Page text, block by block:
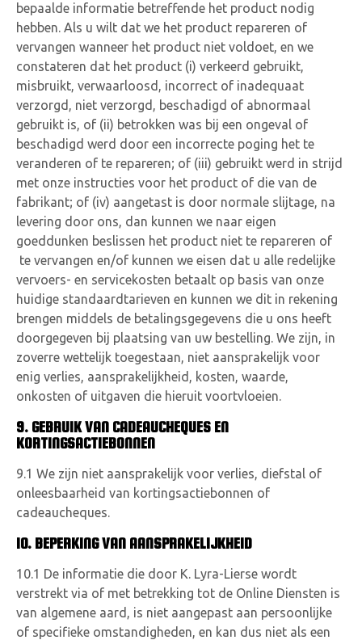
bepaalde informatie betreffende het product nodig
hebben. Als u wilt dat we het product repareren of
vervangen wanneer het product niet voldoet, en we
constateren dat het product (i) verkeerd gebruikt,
misbruikt, verwaarloosd, incorrect of inadequaat
verzorgd, niet verzorgd, beschadigd of abnormaal
gebruikt is, of (ii) betrokken was bij een ongeval of
beschadigd werd door een incorrecte poging het te
veranderen of te repareren; of (iii) gebruikt werd in strijd
met onze instructies voor het product of die van de
fabrikant; of (iv) aangetast is door normale slijtage, na
levering door ons, dan kunnen we naar eigen
goeddunken beslissen het product niet te repareren of
te vervangen en/of kunnen we eisen dat u alle redelijke
vervoers- en servicekosten betaalt op basis van onze
huidige standaardtarieven en kunnen we dit in rekening
brengen middels de betalingsgegevens die u ons heeft
doorgegeven bij plaatsing van uw bestelling. We zijn, in
zoverre wettelijk toegestaan, niet aansprakelijk voor
enig verlies, aansprakelijkheid, kosten, waarde,
onkosten of uitgaven die hieruit voortvloeien.
9. GEBRUIK VAN CADEAUCHEQUES EN
KORTINGSACTIEBONNEN
9.1 We zijn niet aansprakelijk voor verlies, diefstal of
onleesbaarheid van kortingsactiebonnen of
cadeaucheques.
10. BEPERKING VAN AANSPRAKELIJKHEID
10.1 De informatie die door K. Lyra-Lierse wordt
verstrekt via of met betrekking tot de Online Diensten is
van algemene aard, is niet aangepast aan persoonlijke
of specifieke omstandigheden, en kan dus niet als een